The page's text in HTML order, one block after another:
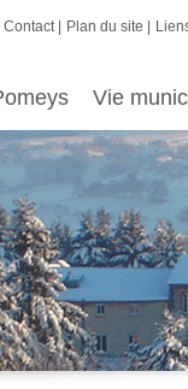
Contact Plan du site
Vie